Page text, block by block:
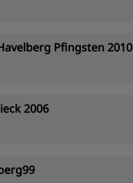
Pfingsten 2010
2006